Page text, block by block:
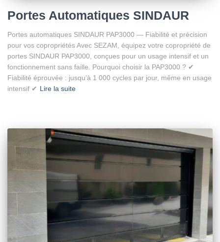
Portes Automatiques SINDAUR
Portes automatiques SINDAUR PAP3000 — Fiabilité et précision
pour vos copropriétés Avec SEZAM, équipez votre copropriété de
portes SINDAUR PAP3000, conçues pour un usage intensif et un
fonctionnement sans faille. Pourquoi choisir la PAP3000 ? ✔
Fiabilité éprouvée : jusqu’à 1 000 cycles par jour, même en usage
intensif ✔ Lire la suite